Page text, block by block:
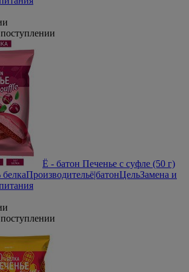
Ё - батон Печенье с суфле (50 г)
белкаПроизводительё|батонЦельЗамена и